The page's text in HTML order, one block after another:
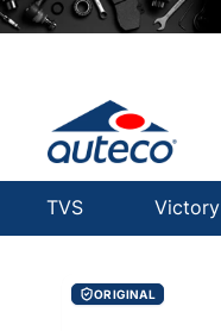
TVS Victory
ORIGINAL